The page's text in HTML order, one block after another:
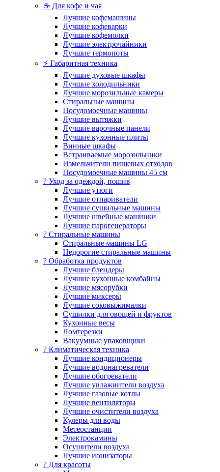
☕ Для кофе и чая
Лучшие кофемашины
Лучшие кофеварки
Лучшие кофемолки
Лучшие электрочайники
Лучшие термопоты
⚡ Габаритная техника
Лучшие духовые шкафы
Лучшие холодильники
Лучшие морозильные камеры
Стиральные машины
Посудомоечные машины
Лучшие вытяжки
Лучшие варочные панели
Лучшие кухонные плиты
Винные шкафы
Встраиваемые морозильники
Измельчители пищевых отходов
Посудомоечные машины 45 см
? Уход за одеждой, пошив
Лучшие утюги
Лучшие отпариватели
Лучшие сушильные машины
Лучшие швейные машинки
Лучшие парогенераторы
? Стиральные машины
Стиральные машины LG
Недорогие стиральные машины
? Обработка продуктов
Лучшие блендеры
Лучшие кухонные комбайны
Лучшие мясорубки
Лучшие миксеры
Лучшие соковыжималки
Сушилки для овощей и фруктов
Кухонные весы
Ломтерезки
Вакуумные упаковщики
?️ Климатическая техника
Лучшие кондиционеры
Лучшие водонагреватели
Лучшие обогреватели
Лучшие увлажнители воздуха
Лучшие газовые котлы
Лучшие вентиляторы
Лучшие очистители воздуха
Кулеры для воды
Метеостанции
Электрокамины
Осушители воздуха
Лучшие ионизаторы
? Для красоты